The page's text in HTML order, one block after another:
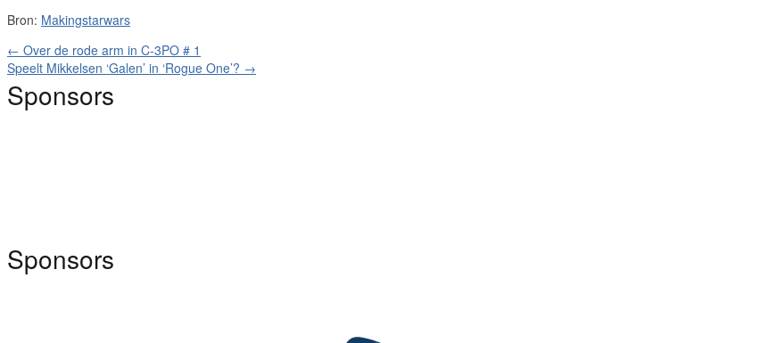
Bron: Makingstarwars
← Over de rode arm in C-3PO # 1
Speelt Mikkelsen ‘Galen’ in ‘Rogue One’? →
Sponsors
Sponsors